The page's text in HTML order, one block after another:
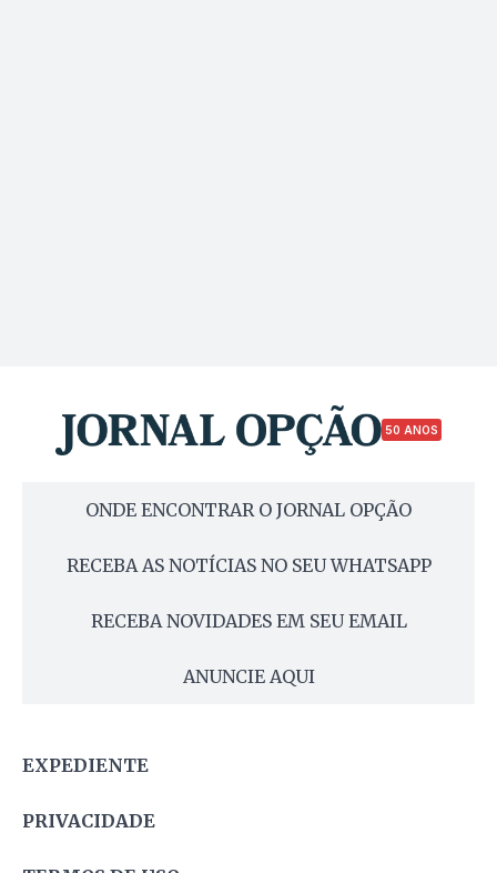
50 ANOS
ONDE ENCONTRAR O JORNAL OPÇÃO
RECEBA AS NOTÍCIAS NO SEU WHATSAPP
RECEBA NOVIDADES EM SEU EMAIL
ANUNCIE AQUI
EXPEDIENTE
PRIVACIDADE